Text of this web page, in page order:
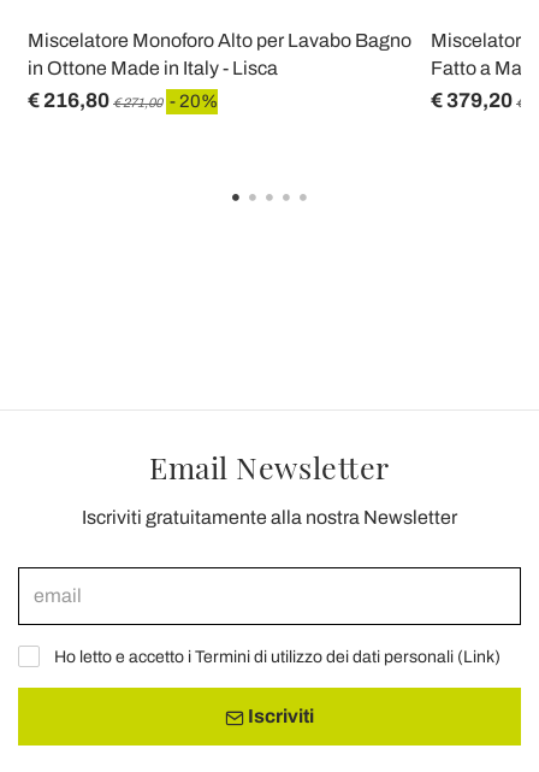
Miscelatore Monoforo Alto per Lavabo Bagno
in Ottone Made in Italy - Lisca
€ 216,80 € 271,00 - 20%
Miscelatore
Fatto a
€ 379,20 €
Email Newsletter
Iscriviti gratuitamente alla nostra Newsletter
Ho letto e accetto i Termini di utilizzo dei dati personali (Link)
Iscriviti